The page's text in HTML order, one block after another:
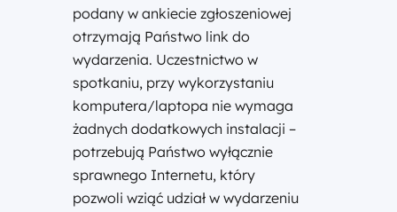
podany w ankiecie zgłoszeniowej
otrzymają Państwo link do
wydarzenia. Uczestnictwo w
spotkaniu, przy wykorzystaniu
komputera/laptopa nie wymaga
żadnych dodatkowych instalacji –
potrzebują Państwo wyłącznie
sprawnego Internetu, który
pozwoli wziąć udział w wydarzeniu